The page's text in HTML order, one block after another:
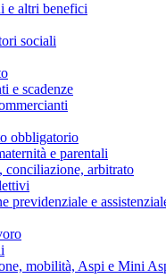
e altri benefici
sociali
e scadenze
obbligatorio
e parentali
conciliazione, arbitrato
previdenziale e
mobilità, Aspi e Mini